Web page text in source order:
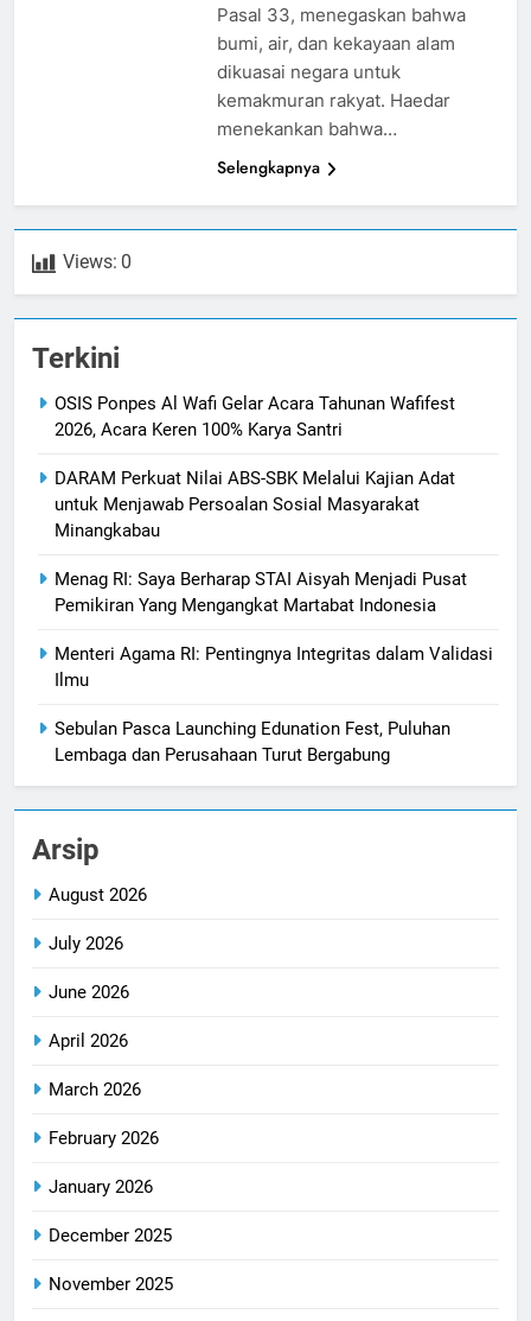
Pasal 33, menegaskan bahwa
bumi, air, dan kekayaan alam
dikuasai negara untuk
kemakmuran rakyat. Haedar
menekankan bahwa…
Selengkapnya
Views: 0
Terkini
OSIS Ponpes Al Wafi Gelar Acara Tahunan Wafifest
2026, Acara Keren 100% Karya Santri
DARAM Perkuat Nilai ABS-SBK Melalui Kajian Adat
untuk Menjawab Persoalan Sosial Masyarakat
Minangkabau
Menag RI: Saya Berharap STAI Aisyah Menjadi Pusat
Pemikiran Yang Mengangkat Martabat Indonesia
Menteri Agama RI: Pentingnya Integritas dalam Validasi
Ilmu
Sebulan Pasca Launching Edunation Fest, Puluhan
Lembaga dan Perusahaan Turut Bergabung
Arsip
August 2026
July 2026
June 2026
April 2026
March 2026
February 2026
January 2026
December 2025
November 2025